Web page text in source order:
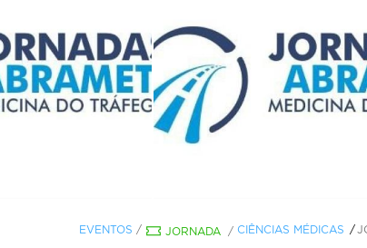
EVENTOS / JORNADA / CIÊNCIAS MÉDICAS